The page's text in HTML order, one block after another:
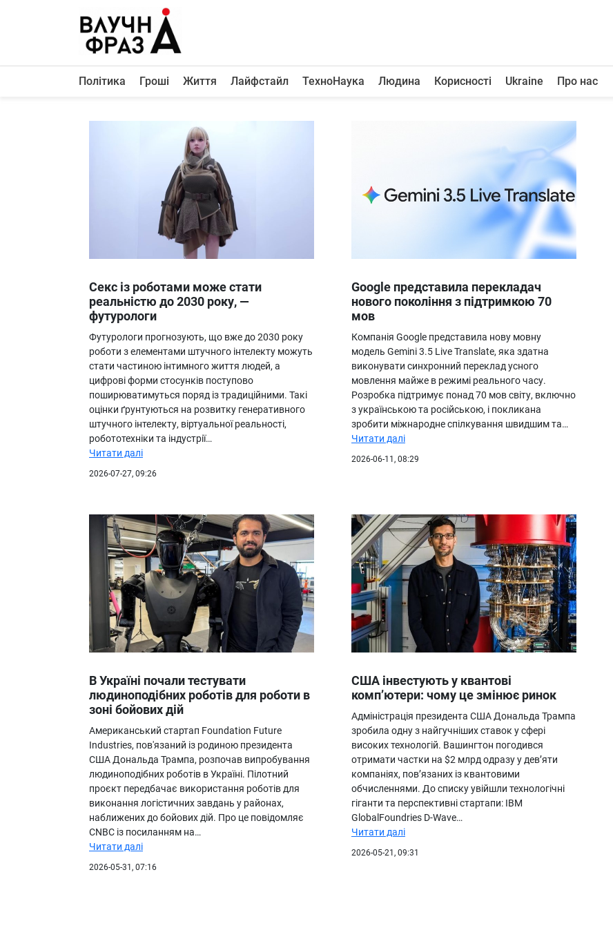
Політика
ТехноНаука
Корисності
Про нас
Політика Гроші Життя Лайфстайл ТехноНаука Людина Корисності Ukraine Про нас
Секс із роботами може стати
реальністю до 2030 року, —
футурологи
Футурологи прогнозують, що вже до 2030 року
роботи з елементами штучного інтелекту можуть
стати частиною інтимного життя людей, а
цифрові форми стосунків поступово
поширюватимуться поряд із традиційними. Такі
оцінки ґрунтуються на розвитку генеративного
штучного інтелекту, віртуальної реальності,
робототехніки та індустрії…
Читати далі
2026-07-27, 09:26
Google представила перекладач
нового покоління з підтримкою 70
мов
Компанія Google представила нову мовну
модель Gemini 3.5 Live Translate, яка здатна
виконувати синхронний переклад усного
мовлення майже в режимі реального часу.
Розробка підтримує понад 70 мов світу, включно
з українською та російською, і покликана
зробити міжнародне спілкування швидшим та…
Читати далі
2026-06-11, 08:29
В Україні почали тестувати
людиноподібних роботів для роботи в
зоні бойових дій
Американський стартап Foundation Future
Industries, пов'язаний із родиною президента
США Дональда Трампа, розпочав випробування
людиноподібних роботів в Україні. Пілотний
проєкт передбачає використання роботів для
виконання логістичних завдань у районах,
наближених до бойових дій. Про це повідомляє
CNBC із посиланням на…
Читати далі
2026-05-31, 07:16
США інвестують у квантові
комп’ютери: чому це змінює ринок
Адміністрація президента США Дональда Трампа
зробила одну з найгучніших ставок у сфері
високих технологій. Вашингтон погодився
отримати частки на $2 млрд одразу у дев’яти
компаніях, пов’язаних із квантовими
обчисленнями. До списку увійшли технологічні
гіганти та перспективні стартапи: IBM
GlobalFoundries D-Wave…
Читати далі
2026-05-21, 09:31